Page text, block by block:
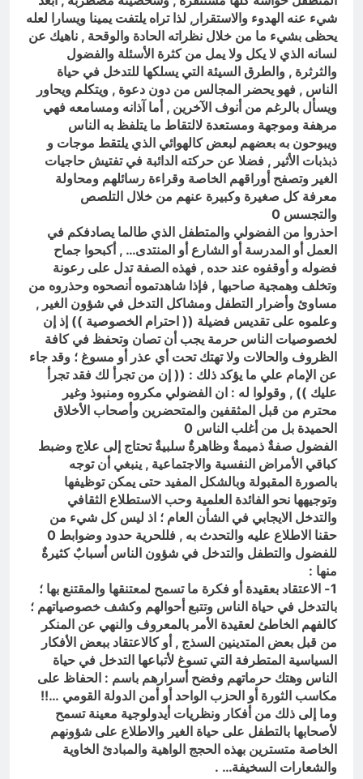
شيء عنه الهدوء والاستقرار, لذا تراه يلتفت يمينا ويسارا لعله
يحظى بشيء ما من خلال نظراته الحادة والوقحة , ناهيك عن
لسانه الذي لا يكل ولا يمل من كثرة الأسئلة والفضول
والثرثرة , والطرق السيئة التي يسلكها للتدخل في حياة
الناس , فهو يحضر المجالس من دون دعوة , ويتكلم ويحاور
ويسأل بالرغم من أنوف الآخرين , أما آذانه ومسامعه فهي
مرهفة وموجهة ومستعدة لالتقاط ما يتلفظ به الناس
ويبوحون به بعضهم لبعض كالهوائي الذي يلتقط موجات و
ذبذبات الأثير , فضلا عن حركته الدائبة في تفتيش حاجيات
الغير وتصفح أوراقهم الخاصة وقراءة رسائلهم ومحاولة
معرفة كل صغيرة وكبيرة عنهم من خلال التلصص
والتجسس 0
احذروا من الفضولي والمتطفل الذي طالما يصادفكم في
العمل أو المدرسة أو الشارع أو المنتدى… , أكبحوا جماح
فضوله و أوقفوه عند حده , فهذه الصفة تدل على رعونة
وتخلف وهمجية صاحبها , فإذا شاهدتموه أنصحوه وحذروه من
مساوئ وأضرار التطفل ومشاكل التدخل في شؤون الغير ,
وعلموه على تقديس فضيلة (( احترام الخصوصية )) إذ إن
لخصوصيات الناس حرمة يجب أن تصان وتحفظ في كافة
الظروف والحالات ولا تهتك تحت أي عذر أو مسوغ ؛ وقد جاء
عن الإمام علي ما يؤكد ذلك : (( إن من تجرأ لك فقد تجرأ
عليك )) , وقولوا له : ان الفضولي مكروه ومنبوذ وغير
محترم من قبل المثقفين والمتحضرين وأصحاب الأخلاق
الحميدة بل من أغلب الناس 0
الفضول صفةٌ ذميمةٌ وظاهرةٌ سلبيةٌ تحتاج إلى علاج وضبط
كباقي الأمراض النفسية والاجتماعية , ينبغي أن توجه
بالصورة المقبولة وبالشكل المفيد حتى يمكن توظيفها
وتوجيهها نحو الفائدة العلمية وحب الاستطلاع الثقافي
والتدخل الايجابي في الشأن العام ؛ اذ ليس كل شيء من
حقنا الاطلاع عليه والتحدث به , فللحرية حدود وضوابط 0
للفضول والتطفل والتدخل في شؤون الناس أسبابٌ كثيرةٌ
منها :
1- الاعتقاد بعقيدة أو فكرة ما تسمح لمعتنقها والمقتنع بها ؛
بالتدخل في حياة الناس وتتبع أحوالهم وكشف خصوصياتهم ؛
كالفهم الخاطئ لعقيدة الأمر بالمعروف والنهي عن المنكر
من قبل بعض المتدينين السذج , أو كالاعتقاد ببعض الأفكار
السياسية المتطرفة التي تسوغ لأتباعها التدخل في حياة
الناس وهتك حرماتهم وفضح أسرارهم باسم : الحفاظ على
مكاسب الثورة أو الحزب الواحد أو أمن الدولة القومي …!!
وما إلى ذلك من أفكار ونظريات أيدولوجية معينة تسمح
لأصحابها بالتطفل على حياة الغير والاطلاع على شؤونهم
الخاصة متسترين بهذه الحجج الواهية والمبادئ الخاوية
والشعارات السخيفة… .